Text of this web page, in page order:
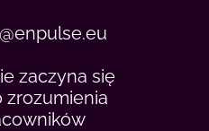
zaczyna się
zrozumienia